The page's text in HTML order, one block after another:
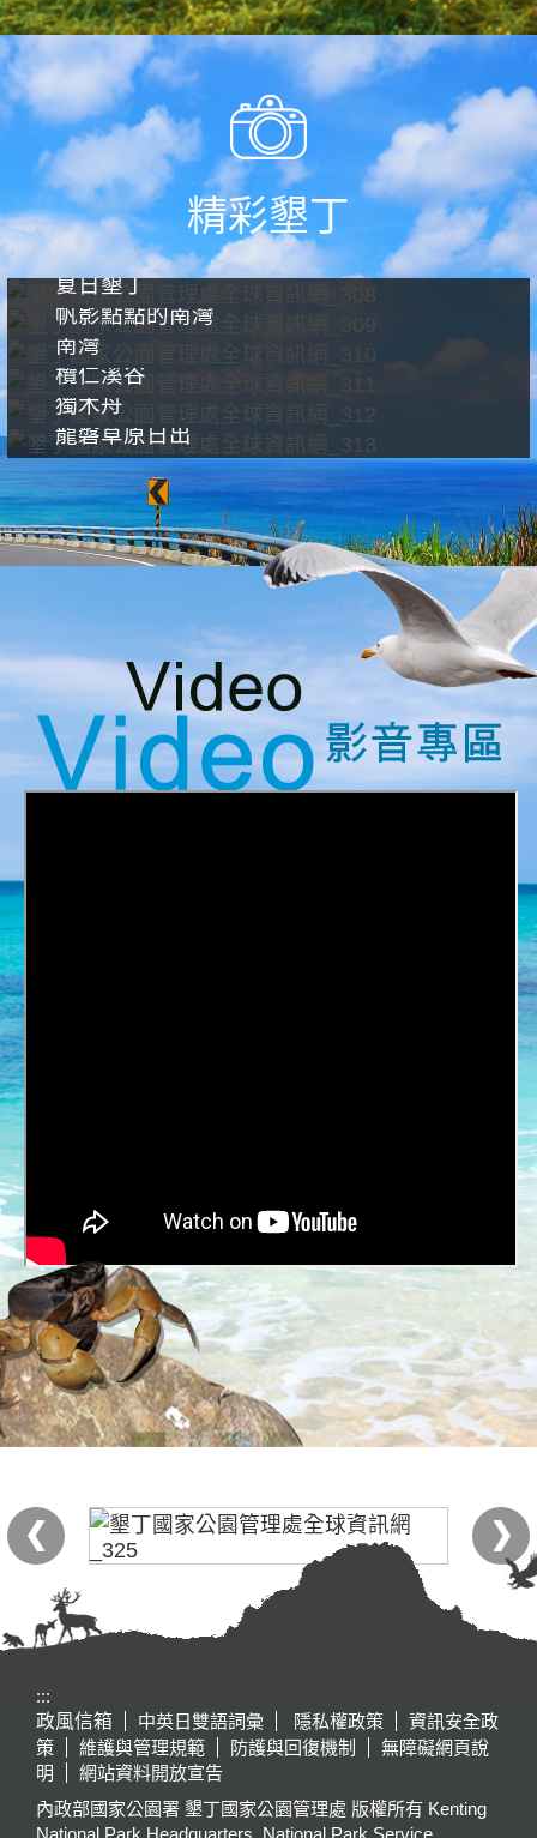
精彩墾丁
夏日墾丁
帆影點點的南灣
南灣
欖仁溪谷
獨木舟
龍磐草原日出
:::
政風信箱
中英日雙語詞彙 隱私權政策
資訊安全政
策
維護與管理規範 防護與回復機制
無障礙網頁說
明
網站資料開放宣告
內政部國家公園署 墾丁國家公園管理處 版權所有 Kenting
National Park Headquarters, National Park Service,